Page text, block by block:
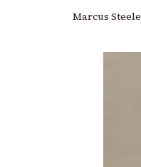
Marcus Steele